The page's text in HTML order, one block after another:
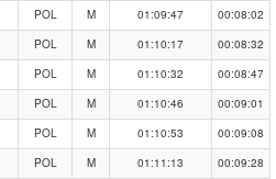
POL M 01:09:47
00:08:02
POL M 01:10:17
00:08:32
POL M 01:10:32
00:08:47
POL M 01:10:46
00:09:01
POL M 01:10:53
00:09:08
POL M 01:11:13
00:09:28